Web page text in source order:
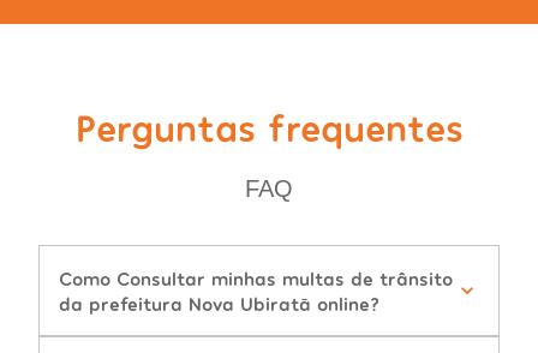
Perguntas frequentes
FAQ
Como Consultar minhas multas de trânsito
da prefeitura Nova Ubiratã online?